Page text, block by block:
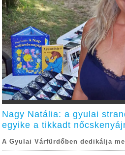
Nagy Natália: a gyulai
egyike a tikkadt
A Gyulai Várfürdőben dedikálja